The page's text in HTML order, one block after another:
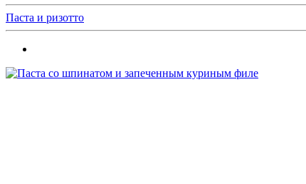
Паста и ризотто